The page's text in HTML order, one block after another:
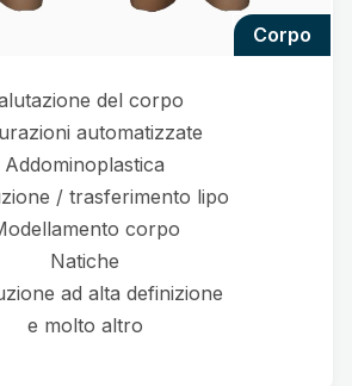
corpo
del corpo
automatizzate
Addominoplastica
/ trasferimento lipo
corpo
Natiche
ad alta definizione
e molto altro